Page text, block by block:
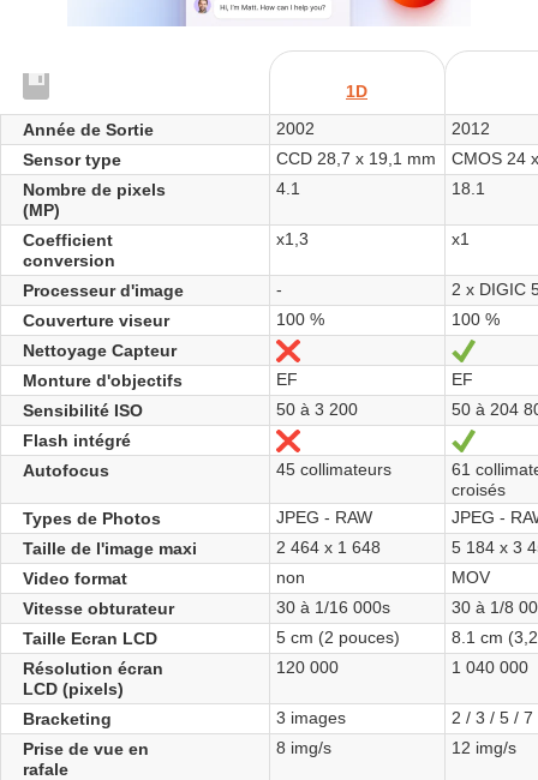
1D
Année de Sortie
2002
2012
Sensor type
CCD 28,7 x 19,1 mm
CMOS 24
Nombre de pixels
(MP)
4.1 18.1
Coefficient
conversion
x1,3 x1
Processeur d'image -
2 x DIGIC
Couverture viseur
100 %
100 %
Nettoyage Capteur
No
Yes
Monture d'objectifs
EF
EF
Sensibilité ISO
50 à 3 200
50 à 204
Flash intégré
No
Yes
Autofocus
45 collimateurs
61
croisés
Types de Photos
JPEG - RAW
JPEG -
Taille de l'image maxi
2 464 x 1 648
5 184 x 3
Video format
non
MOV
Vitesse obturateur
30 à 1/16 000s
30 à 1/8
Taille Ecran LCD
5 cm (2 pouces)
8.1 cm
Résolution écran
LCD (pixels)
120 000 1 040 000
Bracketing 3 images
2 / 3 / 5 / 7
Prise de vue en
rafale
8 img/s 12 img/s